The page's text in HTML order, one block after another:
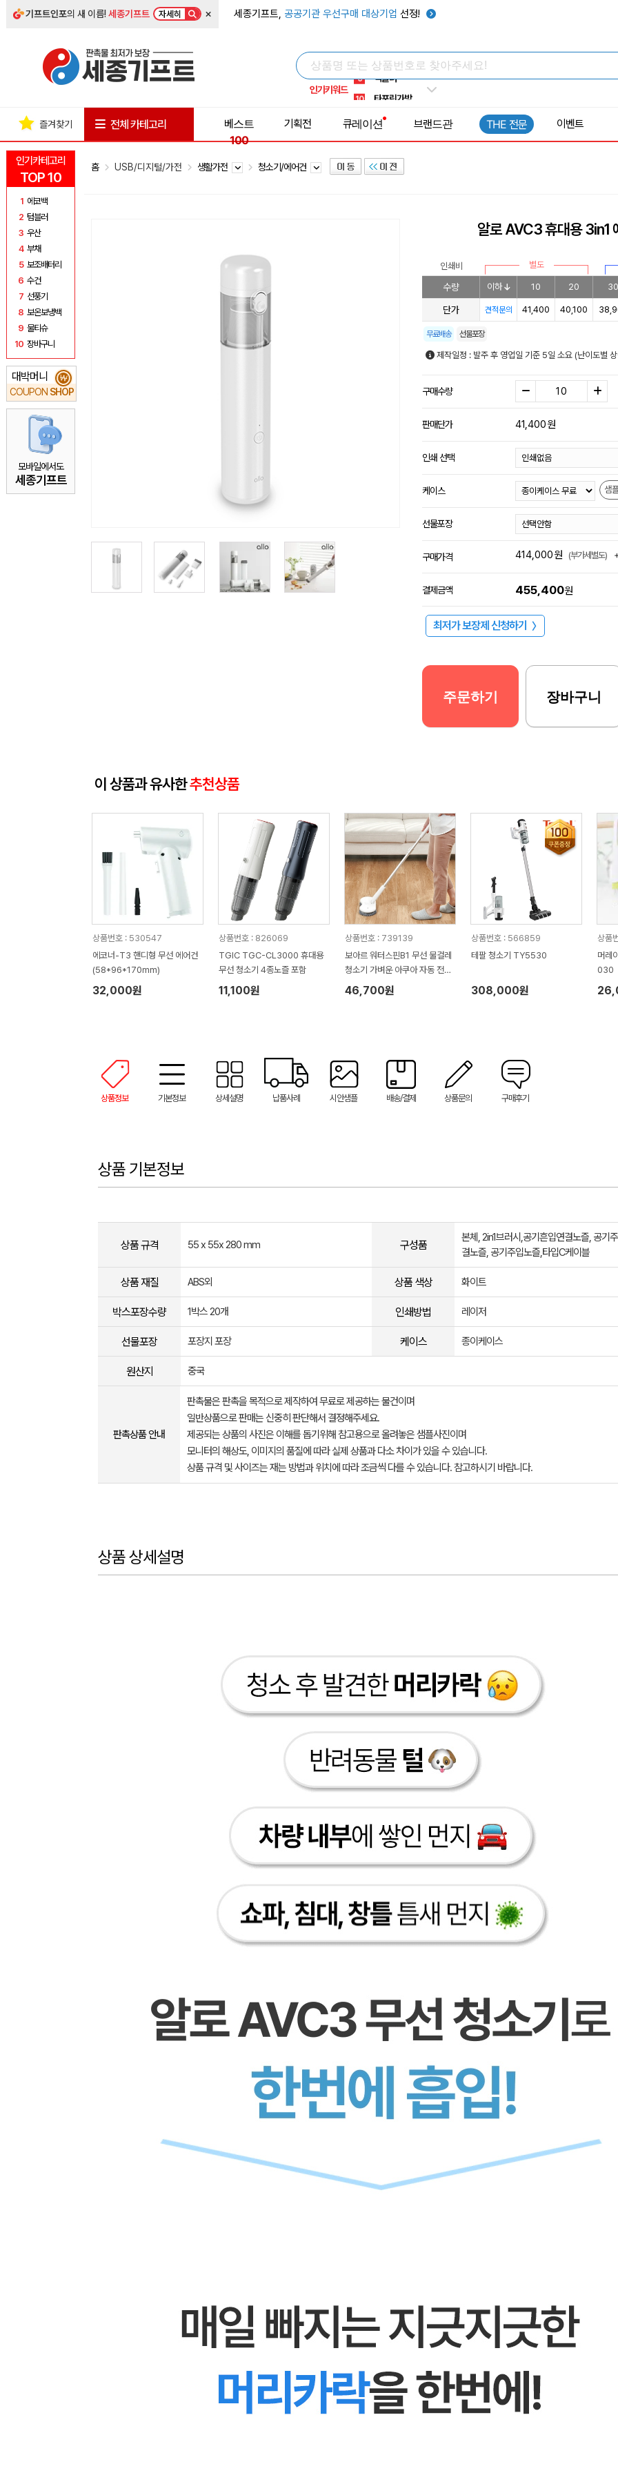
기프트인포의 새 이름!세종기프트 자세히 × 세종기프트, 공공기관 우선구매 대상기업 선정!
인기키워드
6 우산
9 넥쿨러
인기카테고리
TOP 10
1 에코백
2 텀블러
3 우산
4 부채
5 보조배터리
6 수건
7 선풍기
8 보온보냉백
9 물티슈
10 장바구니
대박머니
COUPON SHOP
₩
모바일에서도
세종기프트
즐겨찾기 전체 카테고리
베스트
100
기획전 큐레이션 브랜드관 THE 전문 이벤트
홈 USB/디지털/가전 생활가전 청소기/에어건
알로 AVC3 휴대용 3in1
인쇄비 별도
수량 이하 10 20 30
단가 견적문의 41,400 40,100
무료배송 선물포장
제작일정 : 발주 후 영업일 기준 5일 소요 (난이도별
구매수량
판매단가 41,400원
인쇄 선택
케이스 샘
선물포장
구매가격 414,000원 (부가세별도)
결제금액 455,400원
최저가 보장제 신청하기 〉
주문하기 장바구니
이 상품과 유사한추천상품
상품번호 : 530547
에코너-T3 핸디형 무선 에어건
(58*96*170mm)
32,000원
상품번호 : 826069
TGIC TGC-CL3000 휴대용
무선 청소기 4종노즐 포함
11,100원
상품번호 : 739139
보아르 워터스핀B1 무선 물걸레
청소기 가벼운 아쿠아 자동 전동
회전 걸레
46,700원
상품번호 : 566859
테팔 청소기 TY5530
308,000원
상품
머레
030
상품정보 기본정보 상세설명 납품사례 시안샘플 배송/결제 상품문의 구매후기
상품 기본정보
상품 규격 55 x 55x 280 mm 구성품
본체, 2in1브러시,공기흔입연결노즐, 공기
결노즐, 공기주입노즐,타입C케이블
상품 재질 ABS외 상품 색상 화이트
박스포장수량 1박스 20개 인쇄방법 레이저
선물포장 포장지 포장 케이스 종이케이스
원산지 중국
판촉상품 안내
판촉물은 판촉을 목적으로 제작하여 무료로 제공하는 물건이며
일반상품으로 판매는 신중히 판단해서 결정해주세요.
제공되는 상품의 사진은 이해를 돕기위해 참고용으로 올려놓은 샘플사진이며
모니터의 해상도, 이미지의 품질에 따라 실제 상품과 다소 차이가 있을 수 있습니다.
상품 규격 및 사이즈는 재는 방법과 위치에 따라 조금씩 다를 수 있습니다. 참고하시기 바랍니다.
상품 상세설명